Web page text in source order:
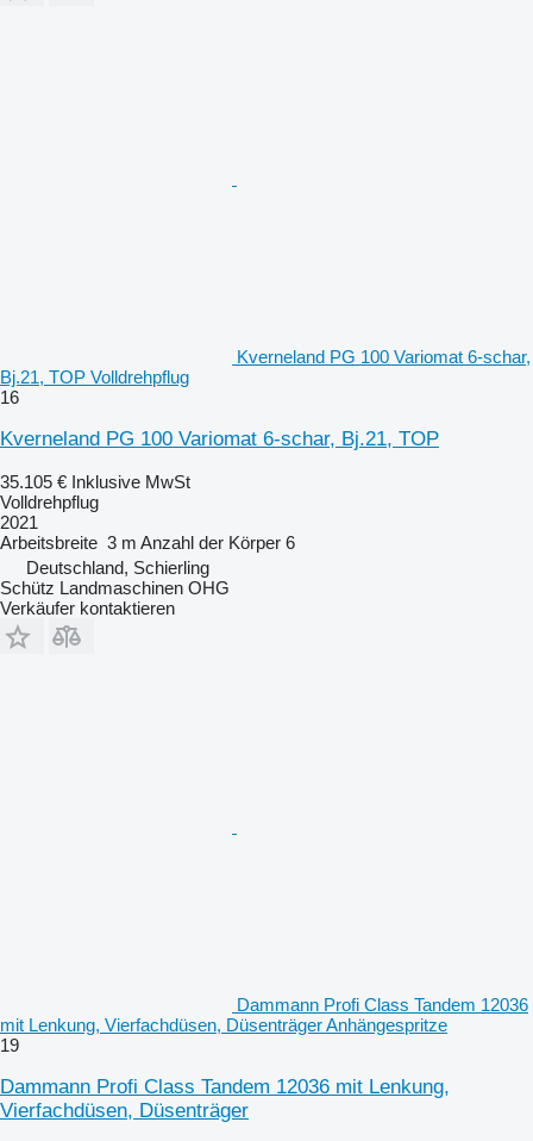
Kverneland PG 100 Variomat 6-schar,
Bj.21, TOP Volldrehpflug
16
Kverneland PG 100 Variomat 6-schar, Bj.21, TOP
35.105 € Inklusive MwSt
Volldrehpflug
2021
Arbeitsbreite 3 m Anzahl der Körper 6
Deutschland, Schierling
Schütz Landmaschinen OHG
Verkäufer kontaktieren
Dammann Profi Class Tandem 12036
mit Lenkung, Vierfachdüsen, Düsenträger Anhängespritze
19
Dammann Profi Class Tandem 12036 mit Lenkung,
Vierfachdüsen, Düsenträger